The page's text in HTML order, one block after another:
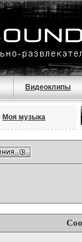
Видеоклипы
Моя музыка